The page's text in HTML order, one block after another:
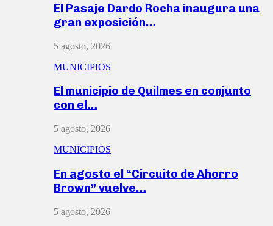
El Pasaje Dardo Rocha inaugura una
gran exposición…
5 agosto, 2026
MUNICIPIOS
El municipio de Quilmes en conjunto
con el…
5 agosto, 2026
MUNICIPIOS
En agosto el “Circuito de Ahorro
Brown” vuelve…
5 agosto, 2026